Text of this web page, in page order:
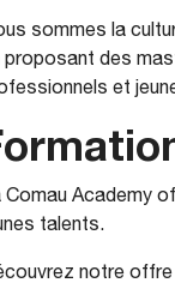
sommes la
proposant des
et
Comau Academy
talents.
notre offre